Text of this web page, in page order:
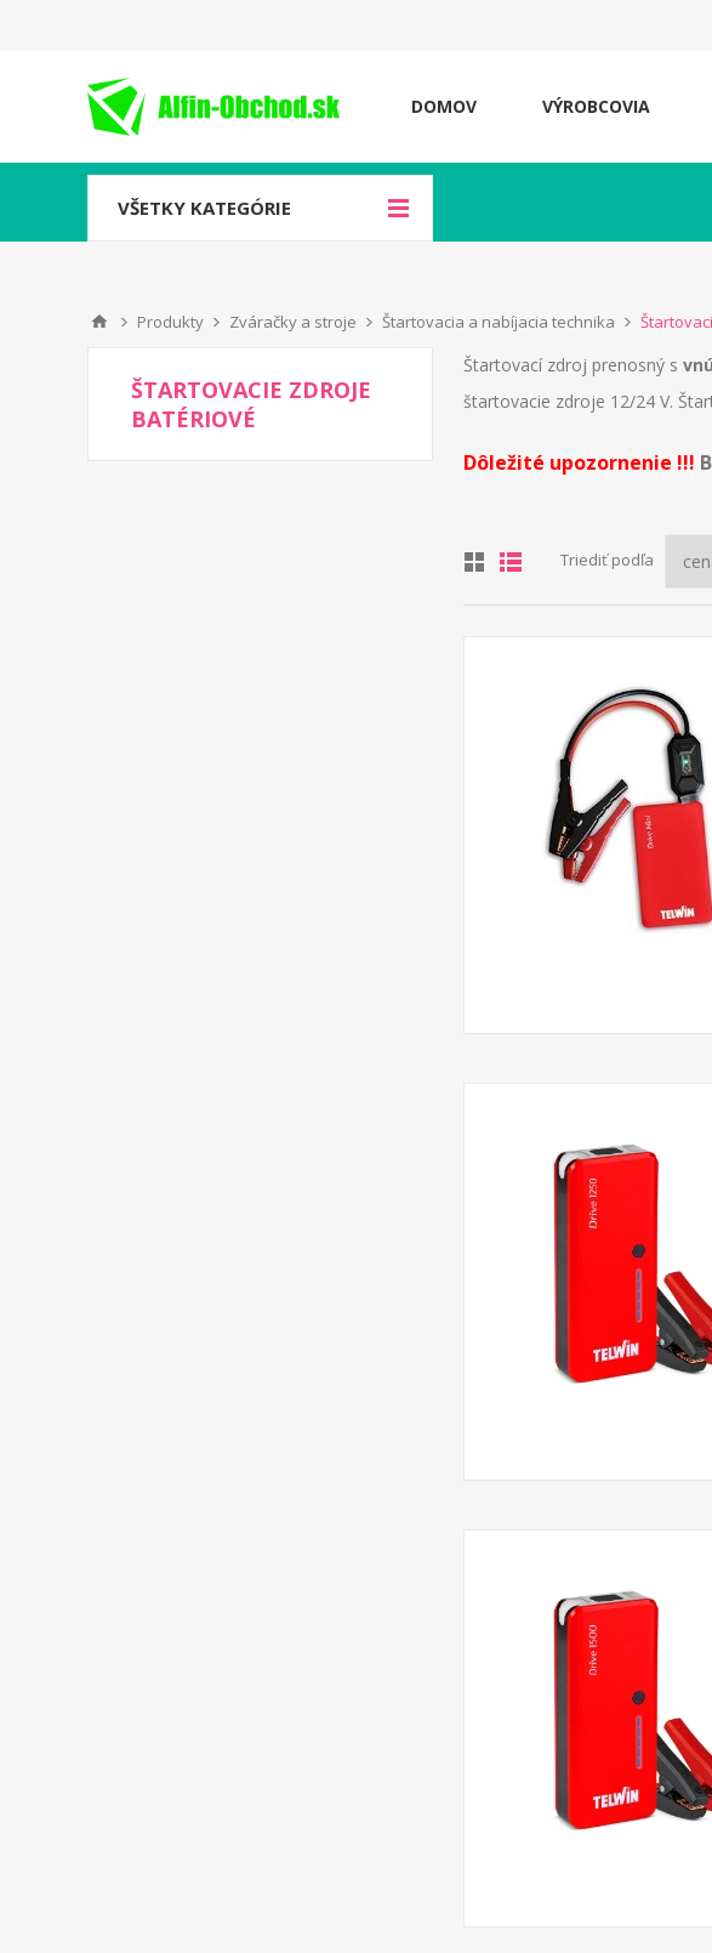
DOMOV VÝROBCOVIA
VŠETKY KATEGÓRIE
Produkty Zváračky a stroje Štartovacia a nabíjacia technika
Štartovací zdroj prenosný s
štartovacie zdroje 12/24 V.
Dôležité upozornenie !!!
Triediť podľa
ŠTARTOVACIE ZDROJE
BATÉRIOVÉ